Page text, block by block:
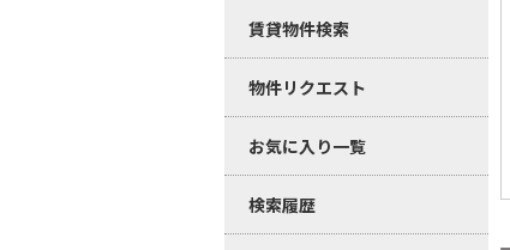
賃貸物件検索
物件リクエスト
お気に入り一覧
検索履歴